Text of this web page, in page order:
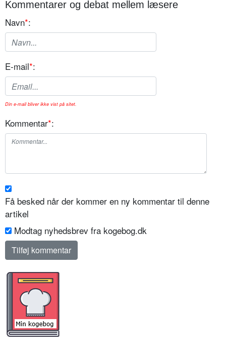
Kommentarer og debat mellem læsere
Navn*:
E-mail*:
Din e-mail bliver ikke vist på sitet.
Kommentar*:
Få besked når der kommer en ny kommentar til denne
artikel
Modtag nyhedsbrev fra kogebog.dk